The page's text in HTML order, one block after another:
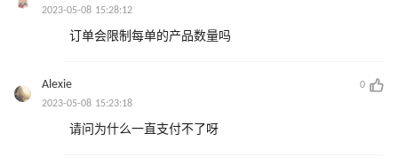
2023-05-08 15:28:12
订单会限制每单的产品数量吗
Alexie
0
2023-05-08 15:23:18
请问为什么一直支付不了呀